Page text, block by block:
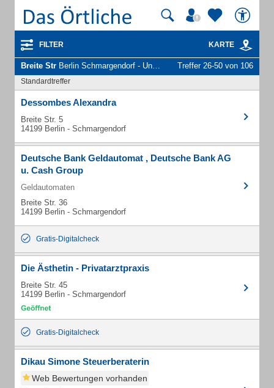
FILTER KARTE
Breite Str Berlin Schmargendorf - Unternehmen und Personen Treffer 26-50 von 106
Standardtreffer
Dessombes Alexandra
Breite Str. 5
14199 Berlin - Schmargendorf
Deutsche Bank Geldautomat , Deutsche Bank AG
u. Cash Group
Geldautomaten
Breite Str. 36
14199 Berlin - Schmargendorf
Gratis-Digitalcheck
Die Ästhetin - Privatarztpraxis
Breite Str. 45
14199 Berlin - Schmargendorf
Gratis-Digitalcheck
Dikau Simone Steuerberaterin
Web Bewertungen vorhanden